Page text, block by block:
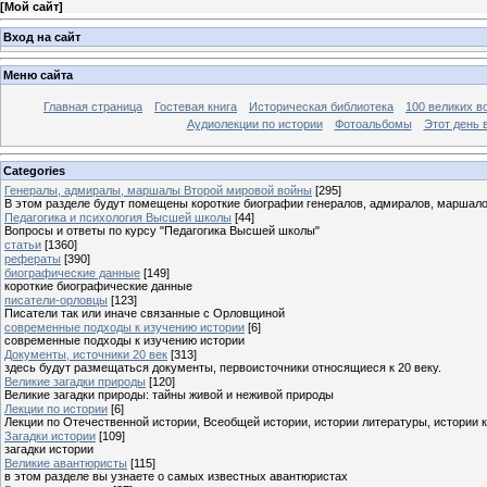
[Мой сайт]
Вход на сайт
Меню сайта
Главная страница Гостевая книга Историческая библиотека
100 великих
Аудиолекции по истории
Фотоальбомы Этот день
Categories
Генералы, адмиралы, маршалы Второй мировой войны [295]
В этом разделе будут помещены короткие биографии генералов, адмиралов,
Педагогика и психология Высшей школы [44]
Вопросы и ответы по курсу "Педагогика Высшей школы"
статьи [1360]
рефераты [390]
биографические данные [149]
короткие биографические данные
писатели-орловцы [123]
Писатели так или иначе связанные с Орловщиной
современные подходы к изучению истории [6]
современные подходы к изучению истории
Документы, источники 20 век [313]
здесь будут размещаться документы, первоисточники относящиеся к 20 веку.
Великие загадки природы [120]
Великие загадки природы: тайны живой и неживой природы
Лекции по истории [6]
Лекции по Отечественной истории, Всеобщей истории, истории литературы, истории
Загадки истории [109]
загадки истории
Великие авантюристы [115]
в этом разделе вы узнаете о самых известных авантюристах